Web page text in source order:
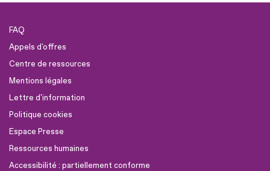
FAQ
Appels d'offres
Centre de ressources
Mentions légales
Lettre d'information
Politique cookies
Espace Presse
Ressources humaines
Accessibilité : partiellement conforme